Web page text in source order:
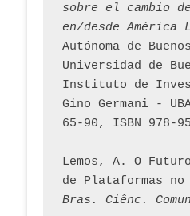
sobre el cambio
en/desde América
Autónoma de
Universidad de
Instituto de
Gino Germani -
65-90, ISBN 978-
Lemos, A. O
de Plataformas
Bras. Ciênc.